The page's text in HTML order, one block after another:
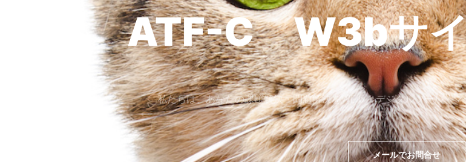
ATF-C W3bサイ
私たちは、あなたの課題解決・問題解決をWEｂ・デジタルツール・
メールでお問合せ